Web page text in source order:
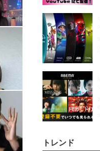
トレンド